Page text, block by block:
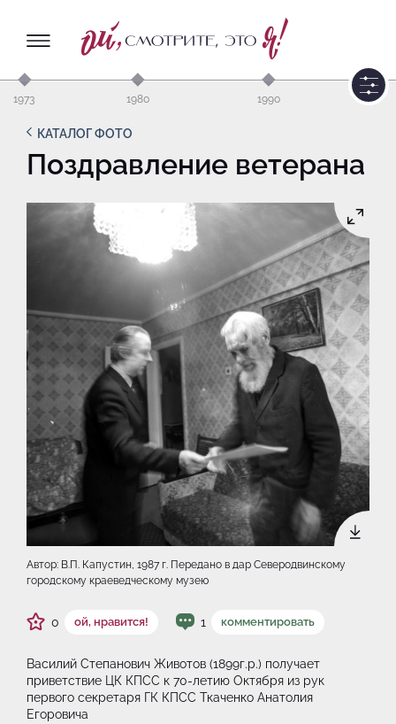
1973 1980 1990
КАТАЛОГ ФОТО
Поздравление ветерана
Автор: В.П. Капустин, 1987 г. Передано в дар Северодвинскому
городскому краеведческому музею
0 ой, нравится! 1 комментировать
Василий Степанович Животов (1899г.р.) получает
приветствие ЦК КПСС к 70-летию Октября из рук
первого секретаря ГК КПСС Ткаченко Анатолия
Егоровича